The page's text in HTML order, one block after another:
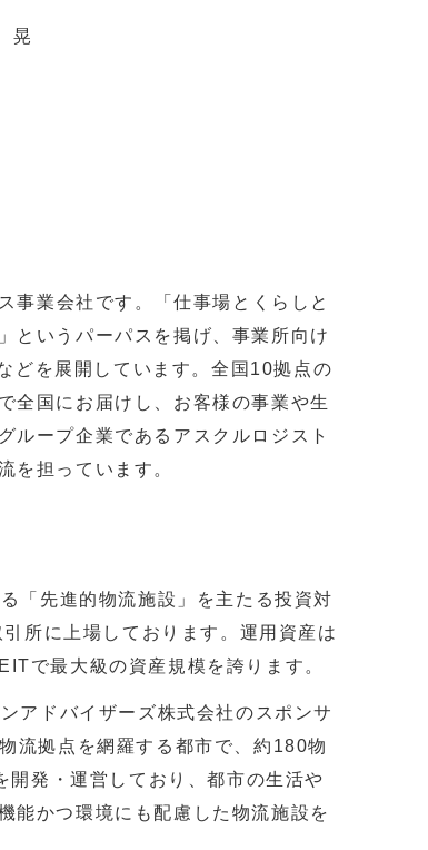
晃
事業会社です。「仕事場とくらしと
というパーパスを掲げ、事業所向け
どを展開しています。全国 10拠点の
全国にお届けし、お客様の事業や生
ループ企業であるアスクルロジスト
を担っています。
「先進的物流施設」を主たる投資対
所に上場しております。運用資産は
で最大級の資産規模を誇ります。
アドバイザーズ株式会社のスポンサ
流拠点を網羅する都市で、約 180物
開発・運営しており、都市の生活や
能かつ環境にも配慮した物流施設を